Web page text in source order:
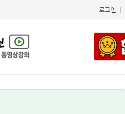
로그인 ㅣ